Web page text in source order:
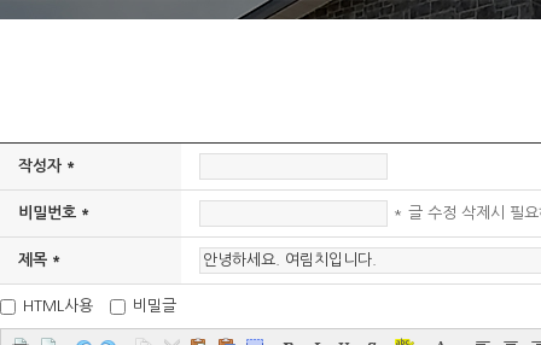
작성자 *
비밀번호 * * 글 수정 삭제시 필
제목 *
HTML사용 비밀글